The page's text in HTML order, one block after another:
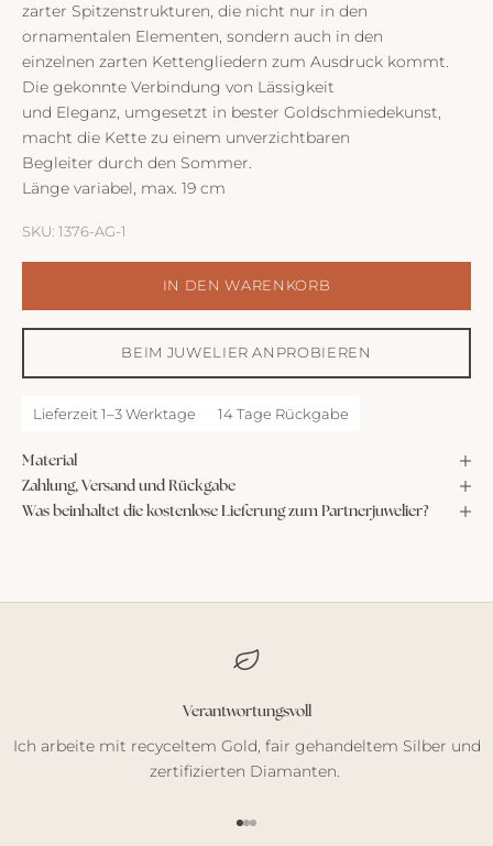
zarter Spitzenstrukturen, die nicht nur in den
ornamentalen Elementen, sondern auch in den
einzelnen zarten Kettengliedern zum Ausdruck kommt.
Die gekonnte Verbindung von Lässigkeit
und Eleganz, umgesetzt in bester Goldschmiedekunst,
macht die Kette zu einem unverzichtbaren
Begleiter durch den Sommer.
Länge variabel, max. 19 cm
SKU: 1376-AG-1
IN DEN WARENKORB
BEIM JUWELIER ANPROBIEREN
Lieferzeit 1–3 Werktage 14 Tage Rückgabe
Material
Zahlung, Versand und Rückgabe
Was beinhaltet die kostenlose Lieferung zum Partnerjuwelier?
Verantwortungsvoll
Ich arbeite mit recyceltem Gold, fair gehandeltem Silber und
zertifizierten Diamanten.
Gehe zu Element 1
Gehe zu Element 2
Gehe zu Element 3